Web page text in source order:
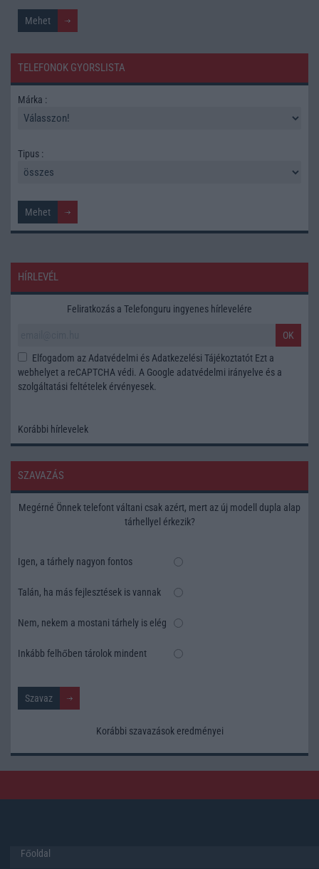
TELEFONOK GYORSLISTA
Márka :
Tipus :
HÍRLEVÉL
Feliratkozás a Telefonguru ingyenes hírlevelére
OK
Elfogadom az Adatvédelmi és Adatkezelési Tájékoztatót Ezt a
webhelyet a reCAPTCHA védi. A Google adatvédelmi irányelve és a
szolgáltatási feltételek érvényesek.
Korábbi hírlevelek
SZAVAZÁS
Megérné Önnek telefont váltani csak azért, mert az új modell dupla alap
tárhellyel érkezik?
Igen, a tárhely nagyon fontos
Talán, ha más fejlesztések is vannak
Nem, nekem a mostani tárhely is elég
Inkább felhőben tárolok mindent
Korábbi szavazások eredményei
Főoldal